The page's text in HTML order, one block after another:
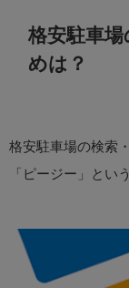
格安駐車
めは？
格安駐車場の検索
「ピージー」とい